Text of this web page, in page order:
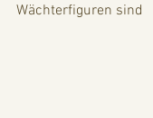
Wächterfiguren sind